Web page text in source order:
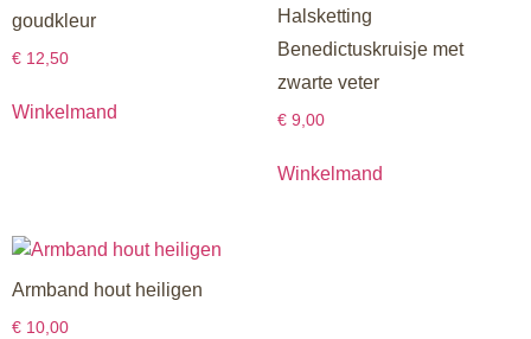
goudkleur
€ 12,50
Winkelmand
Halsketting
Benedictuskruisje met
zwarte veter
€ 9,00
Winkelmand
Armband hout heiligen
€ 10,00